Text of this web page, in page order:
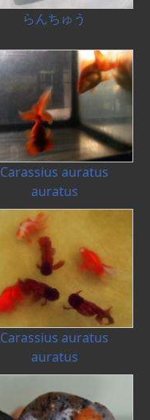
らんちゅう
Carassius auratus
auratus
Carassius auratus
auratus